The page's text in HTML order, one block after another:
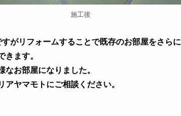
施工後
がリフォームすることで既存のお部屋をさらに
ます。
お部屋になりました。
ヤマモトにご相談ください。